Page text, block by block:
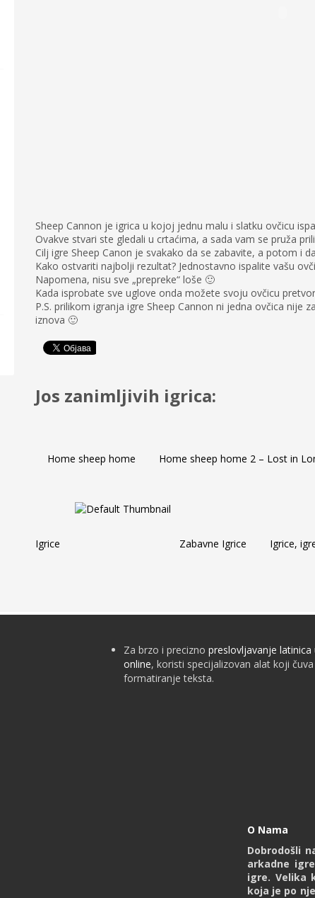
Sheep Cannon je igrica u kojoj jednu malu i slatku ovčicu
Ovakve stvari ste gledali u crtaćima, a sada vam se pruža
Cilj igre Sheep Canon je svakako da se zabavite, a potom i
Kako ostvariti najbolji rezultat? Jednostavno ispalite vašu
Napomena, nisu sve „prepreke“ loše 🙂
Kada isprobate sve uglove onda možete svoju ovčicu
P.S. prilikom igranja igre Sheep Cannon ni jedna ovčica
iznova 🙂
Jos zanimljivih igrica:
Home sheep home Home sheep home 2 – Lost in
Igrice Zabavne Igrice Igrice,
Za brzo i precizno preslovljavanje latinica
online, koristi specijalizovan alat koji čuva
formatiranje teksta.
O Nama
Dobrodošli
arkadne
igre. Velika
koja je po